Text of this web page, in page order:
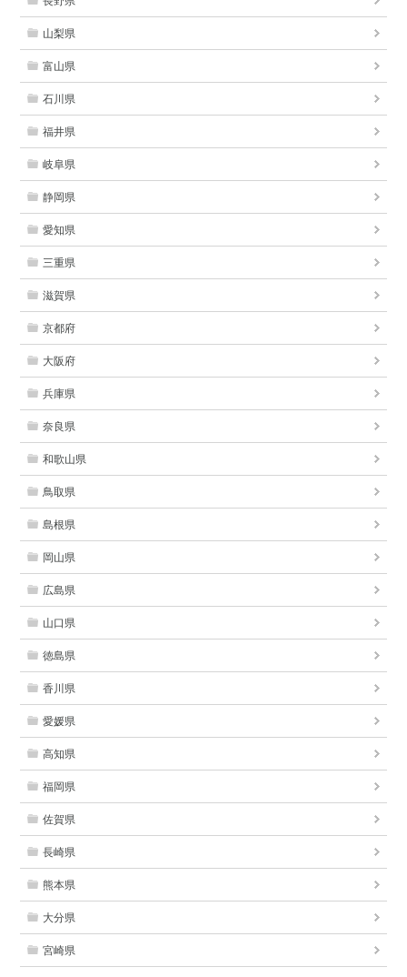
山梨県
富山県
石川県
福井県
岐阜県
静岡県
愛知県
三重県
滋賀県
京都府
大阪府
兵庫県
奈良県
和歌山県
鳥取県
島根県
岡山県
広島県
山口県
徳島県
香川県
愛媛県
高知県
福岡県
佐賀県
長崎県
熊本県
大分県
宮崎県